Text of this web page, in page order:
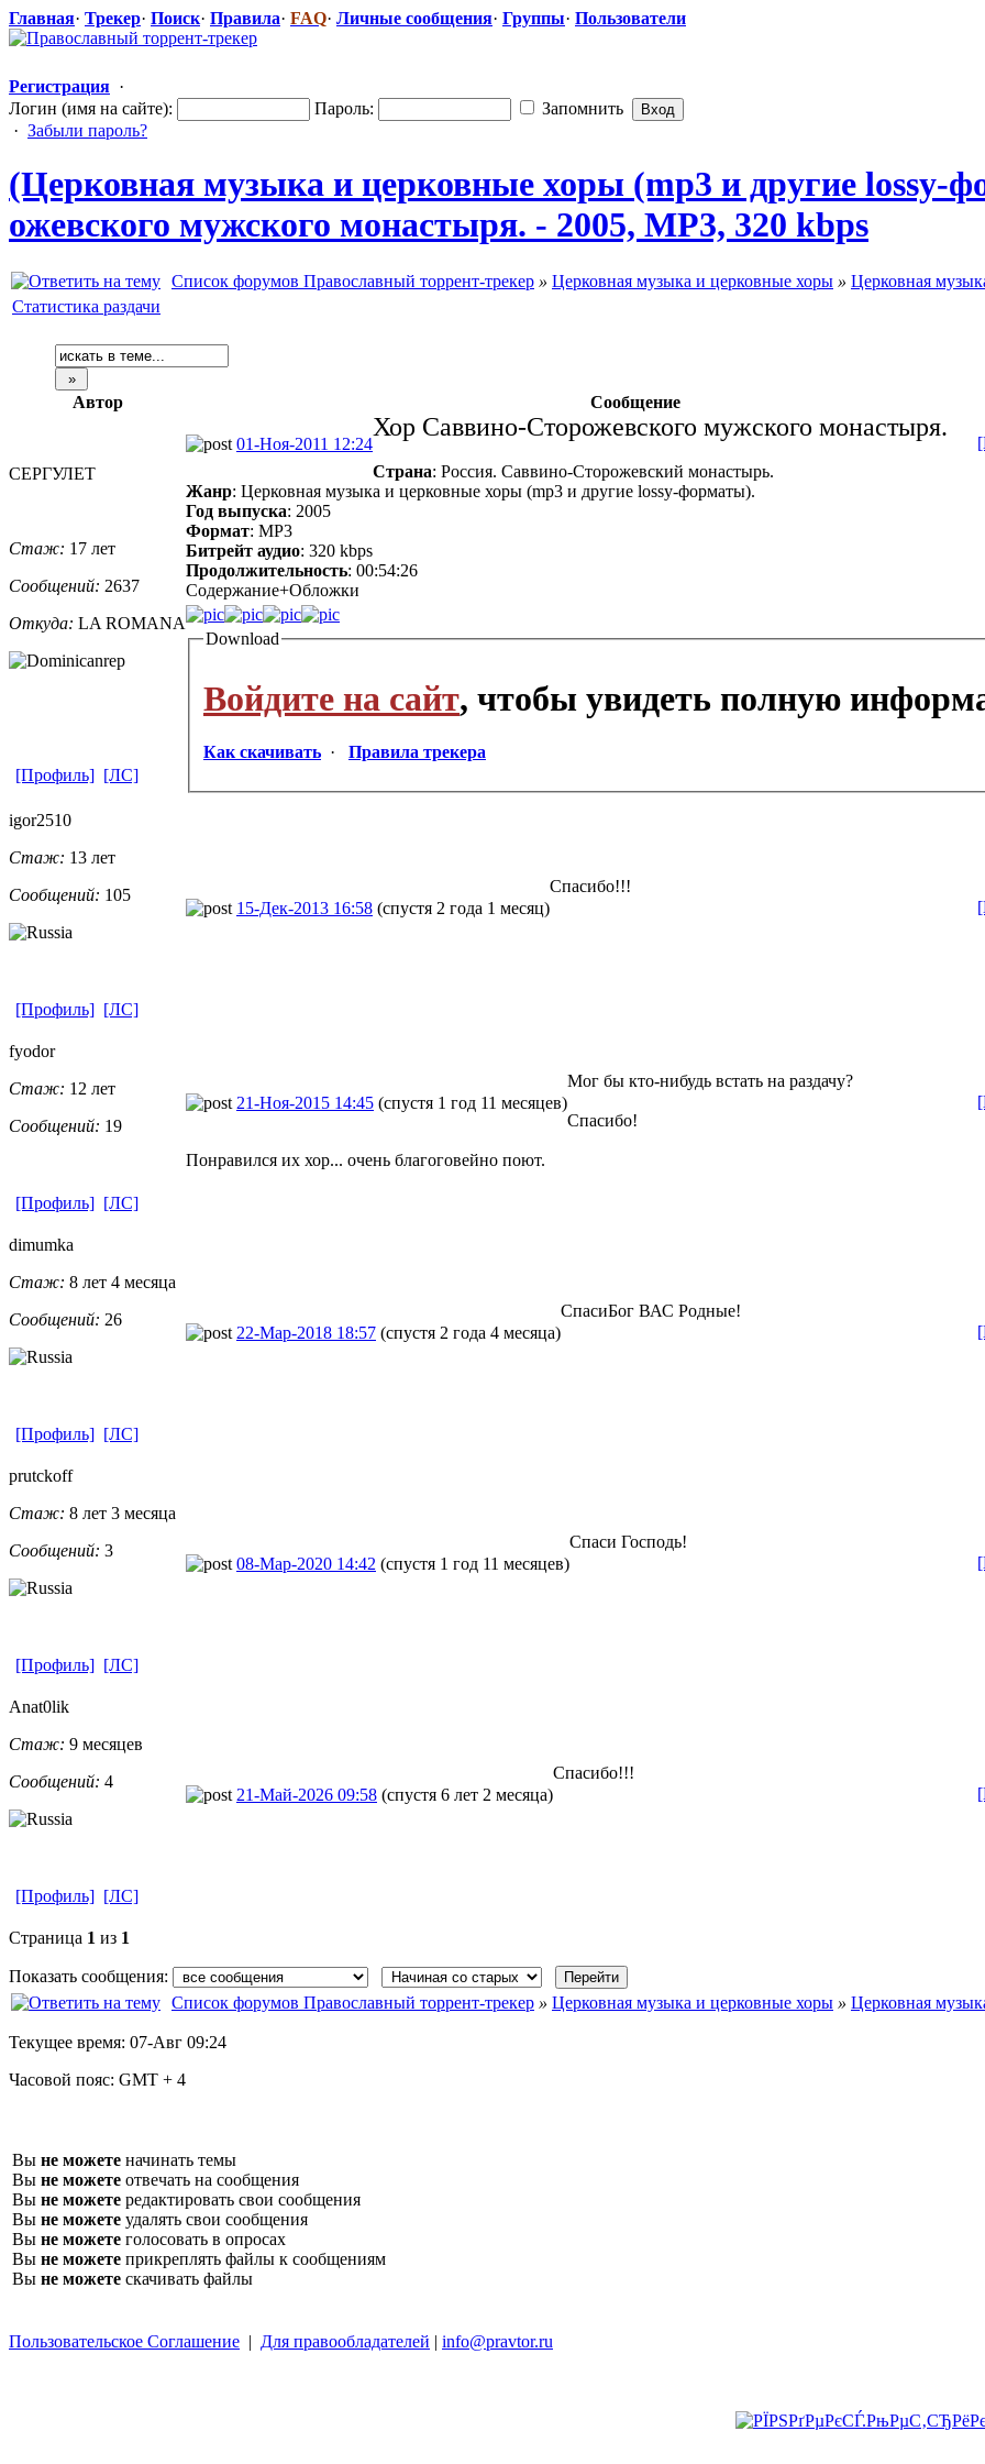
Главная· Трекер· Поиск· Правила· FAQ· Личные сообщения· Группы· Пользователи
Регистрация ·
Логин (имя на сайте):
Пароль:
Запомнить
· Забыли пароль?
(Церковная музыка и церковные хоры (mp3 и другие lossy-
ожевского мужского монастыря. - 2005, MP3, 320 kbps
Список форумов Православный торрент-трекер » Церковная музыка и церковные хоры » Церковная
Статистика раздачи
Автор Сообщение
СЕРГУЛЕТ
Стаж: 17 лет
Сообщений: 2637
Откуда: LA ROMANA
01-Ноя-2011 12:24
Хор Саввино-Сторожевского мужского монастыря.
Страна: Россия. Саввино-Сторожевский монастырь.
Жанр: Церковная музыка и церковные хоры (mp3 и другие lossy-форматы).
Год выпуска: 2005
Формат: MP3
Битрейт аудио: 320 kbps
Продолжительность: 00:54:26
Содержание+Обложки
Download
Войдите на сайт, чтобы увидеть полную
Как скачивать · Правила трекера
[Профиль] [ЛС]
igor2510
Стаж: 13 лет
Сообщений: 105
15-Дек-2013 16:58 (спустя 2 года 1 месяц)
Спасибо!!!
[Профиль] [ЛС]
fyodor
Стаж: 12 лет
Сообщений: 19
21-Ноя-2015 14:45 (спустя 1 год 11 месяцев)
Мог бы кто-нибудь встать на раздачу?
Спасибо!
Понравился их хор... очень благоговейно поют.
[Профиль] [ЛС]
dimumka
Стаж: 8 лет 4 месяца
Сообщений: 26
22-Мар-2018 18:57 (спустя 2 года 4 месяца)
СпасиБог ВАС Родные!
[Профиль] [ЛС]
prutckoff
Стаж: 8 лет 3 месяца
Сообщений: 3
08-Мар-2020 14:42 (спустя 1 год 11 месяцев)
Спаси Господь!
[Профиль] [ЛС]
Anat0lik
Стаж: 9 месяцев
Сообщений: 4
21-Май-2026 09:58 (спустя 6 лет 2 месяца)
Спасибо!!!
[Профиль] [ЛС]
Страница 1 из 1
Показать сообщения:
Список форумов Православный торрент-трекер » Церковная музыка и церковные хоры » Церковная
Текущее время: 07-Авг 09:24
Часовой пояс: GMT + 4
Вы не можете начинать темы
Вы не можете отвечать на сообщения
Вы не можете редактировать свои сообщения
Вы не можете удалять свои сообщения
Вы не можете голосовать в опросах
Вы не можете прикреплять файлы к сообщениям
Вы не можете скачивать файлы
Пользовательское Соглашение | Для правообладателей | info@pravtor.ru